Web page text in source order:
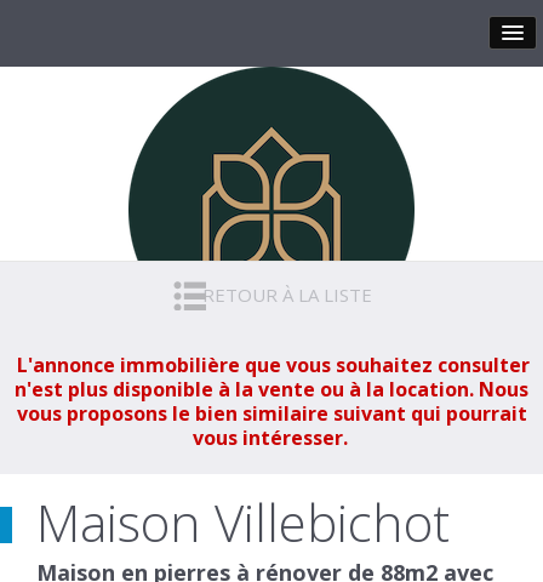
RETOUR À LA LISTE
L'annonce immobilière que vous souhaitez consulter
n'est plus disponible à la vente ou à la location. Nous
vous proposons le bien similaire suivant qui pourrait
vous intéresser.
Maison Villebichot
Maison en pierres à rénover de 88m2 avec